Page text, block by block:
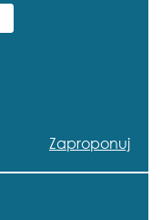
Zaproponuj